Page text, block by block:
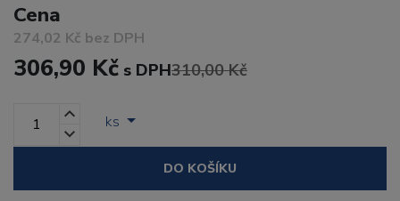
Cena
274,02 Kč bez DPH
306,90 Kč s DPH310,00 Kč
ks
DO KOŠÍKU